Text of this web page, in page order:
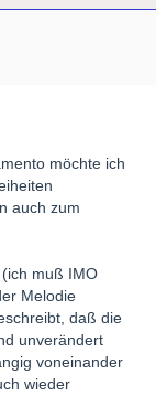
möchte ich
auch zum
muß IMO
Melodie
daß die
unverändert
voneinander
wieder